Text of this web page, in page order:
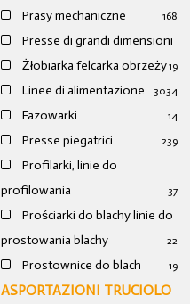
Prasy mechaniczne 168
Presse di grandi dimensioni
19
Żłobiarka felcarka obrzeży
34
Linee di alimentazione 30
Fazowarki 14
Presse piegatrici 239
Profilarki, linie do
profilowania
37
Prościarki do blachy linie do
prostowania blachy
22
Prostownice do blach 19
ASPORTAZIONI TRUCIOLO